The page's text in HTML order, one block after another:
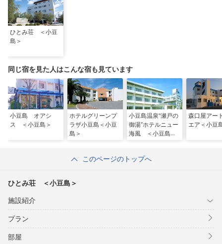
ひとみ荘 ＜小豆
島＞
同じ宿を見た人はこんな宿も見ています
小豆島 オアシ
ス ＜小豆島＞
ホテルグリーンプ
ラザ小豆島＜小豆
島＞
小豆島温泉“瀬戸の
御湯”ホテルニュー
海風 ＜小豆島＞
森口屋アー
エア＜小豆
このページのトップへ
ひとみ荘 ＜小豆島＞
施設紹介
プラン
部屋